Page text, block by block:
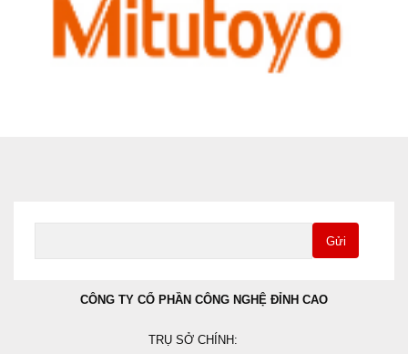
Gửi
CÔNG TY CỔ PHẦN CÔNG NGHỆ ĐỈNH CAO
TRỤ SỞ CHÍNH: